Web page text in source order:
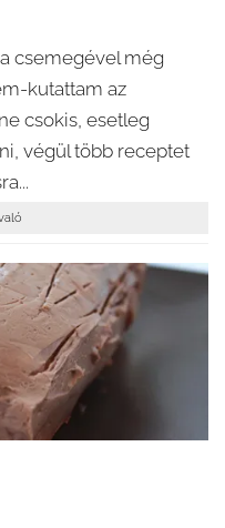
csemegével még
kutattam az
csokis, esetleg
végül több receptet